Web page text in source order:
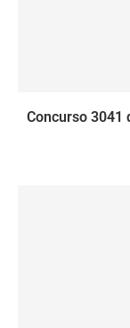
Concurso 3041